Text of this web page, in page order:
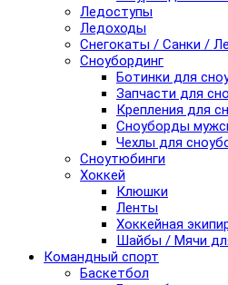
Ледоступы
Ледоходы
Снегокаты / Санки /
Сноубординг
Ботинки для
Запчасти для
Крепления для
Сноуборды
Чехлы для
Сноутюбинги
Хоккей
Клюшки
Ленты
Хоккейная
Шайбы / Мячи
Командный спорт
Баскетбол